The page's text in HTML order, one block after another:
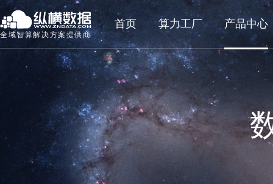
全域智算解决方案提供商
首页 算力工厂 产品中心